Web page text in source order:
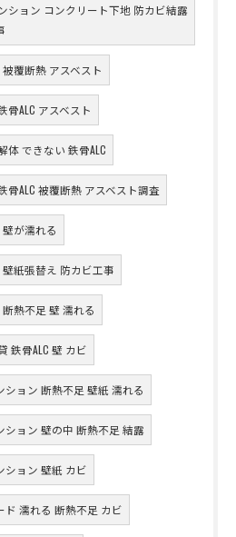
ション コンクリート下地 防カビ結露
被覆断熱 アスベスト
骨ALC アスベスト
体 できない 鉄骨ALC
骨ALC 被覆断熱 アスベスト調査
壁が濡れる
壁紙張替え 防カビ工事
断熱不足 壁 濡れる
鉄骨ALC 壁 カビ
ション 断熱不足 壁紙 濡れる
ション 壁の中 断熱不足 結露
ション 壁紙 カビ
ド 濡れる 断熱不足 カビ